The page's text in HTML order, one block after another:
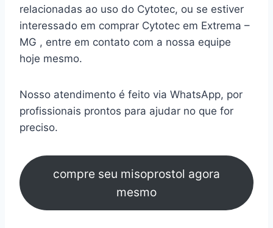
relacionadas ao uso do Cytotec, ou se estiver
interessado em comprar Cytotec em Extrema –
MG , entre em contato com a nossa equipe
hoje mesmo.
Nosso atendimento é feito via WhatsApp, por
profissionais prontos para ajudar no que for
preciso.
compre seu misoprostol agora
mesmo